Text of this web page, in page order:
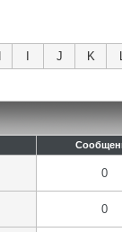
J K
0
0